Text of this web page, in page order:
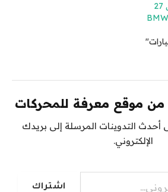
مرسيدس-AMG ستطلق 27
من موقع معرفة للمحركات
التدوينات المرسلة إلى بريدك
الإلكتروني.
اشتراك